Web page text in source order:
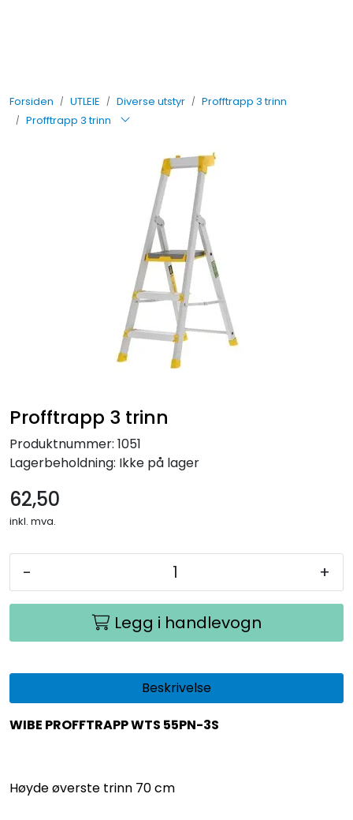
Forsiden UTLEIE Diverse utstyr
Profftrapp 3 trinn
Profftrapp 3 trinn
Profftrapp 3 trinn
Produktnummer: 1051
Lagerbeholdning: Ikke på lager
62,50
inkl. mva.
- +
Legg i handlevogn
Beskrivelse
WIBE PROFFTRAPP WTS 55PN-3S
Høyde øverste trinn 70 cm
SALG